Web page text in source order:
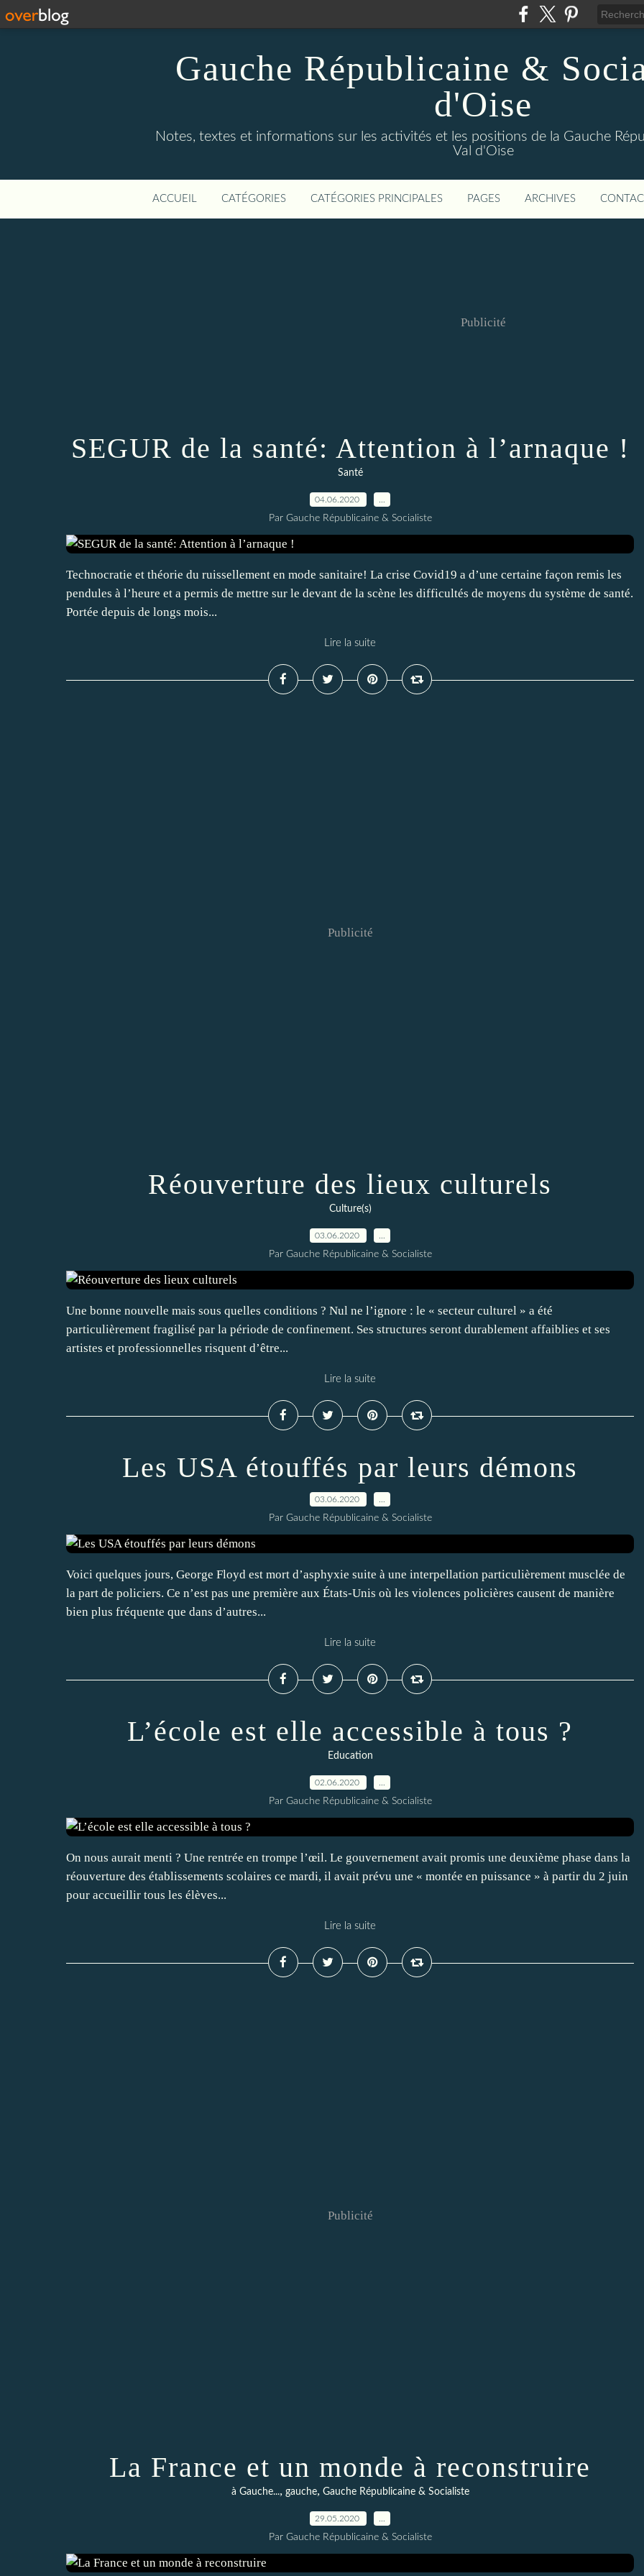
Gauche Républicaine &
d'Oise
Notes, textes et informations sur les activités et les positions de la Gauche
Val d'Oise
ACCUEIL CATÉGORIES CATÉGORIES PRINCIPALES PAGES ARCHIVES
Publicité
SEGUR de la santé: Attention à l’arnaque !
Santé
04.06.2020
Par Gauche Républicaine & Socialiste
Technocratie et théorie du ruissellement en mode sanitaire! La crise Covid19 a d’une certaine façon remis les
pendules à l’heure et a permis de mettre sur le devant de la scène les difficultés de moyens du système de santé.
Portée depuis de longs mois...
Lire la suite
Publicité
Réouverture des lieux culturels
Culture(s)
03.06.2020
Par Gauche Républicaine & Socialiste
Une bonne nouvelle mais sous quelles conditions ? Nul ne l’ignore : le « secteur culturel » a été
particulièrement fragilisé par la période de confinement. Ses structures seront durablement affaiblies et ses
artistes et professionnelles risquent d’être...
Lire la suite
Les USA étouffés par leurs démons
03.06.2020
Par Gauche Républicaine & Socialiste
Voici quelques jours, George Floyd est mort d’asphyxie suite à une interpellation particulièrement musclée de
la part de policiers. Ce n’est pas une première aux États-Unis où les violences policières causent de manière
bien plus fréquente que dans d’autres...
Lire la suite
L’école est elle accessible à tous ?
Education
02.06.2020
Par Gauche Républicaine & Socialiste
On nous aurait menti ? Une rentrée en trompe l’œil. Le gouvernement avait promis une deuxième phase dans la
réouverture des établissements scolaires ce mardi, il avait prévu une « montée en puissance » à partir du 2 juin
pour accueillir tous les élèves...
Lire la suite
Publicité
La France et un monde à reconstruire
à Gauche..., gauche, Gauche Républicaine & Socialiste
29.05.2020
Par Gauche Républicaine & Socialiste